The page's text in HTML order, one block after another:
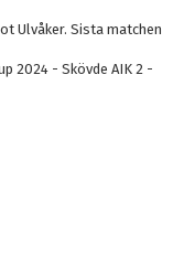
Ulvåker. Sista matchen
2024 - Skövde AIK 2 -